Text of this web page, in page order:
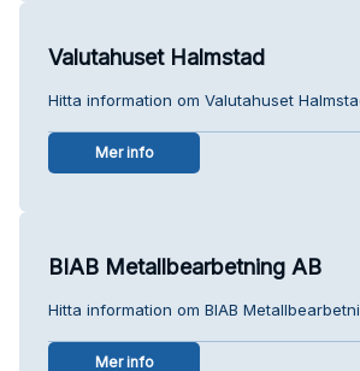
Valutahuset Halmstad
Hitta information om Valutahuset
Mer info
BIAB Metallbearbetning AB
Hitta information om BIAB
Mer info